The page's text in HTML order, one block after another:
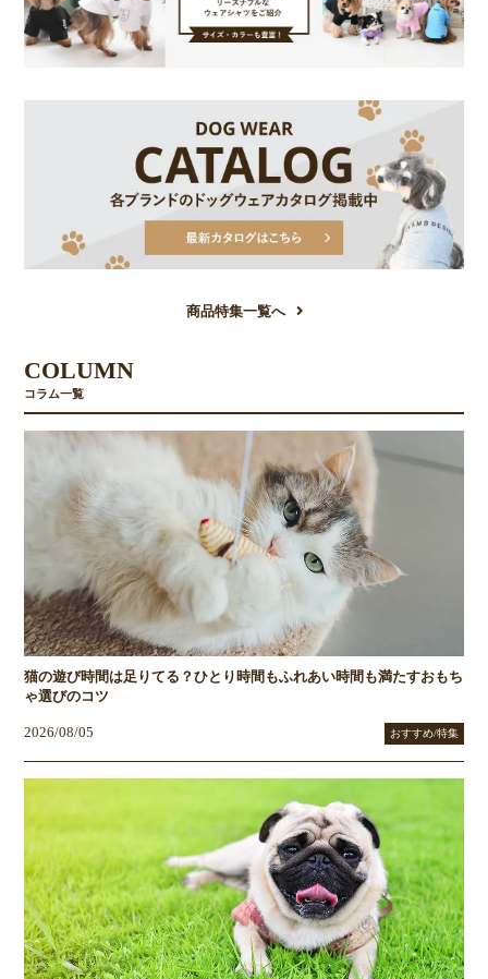
商品特集一覧へ
COLUMN
コラム一覧
猫の遊び時間は足りてる？ひとり時間もふれあい時間も満たすおもち
ゃ選びのコツ
2026/08/05 おすすめ/特集